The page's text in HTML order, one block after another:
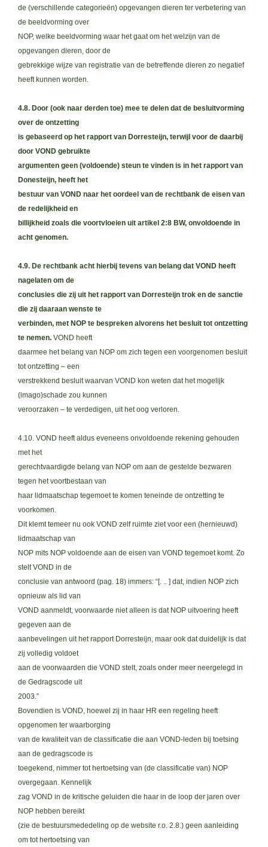
de (verschillende categorieën) opgevangen dieren ter verbetering van
de beeldvorming over
NOP, welke beeldvorming waar het gaat om het welzijn van de
opgevangen dieren, door de
gebrekkige wijze van registratie van de betreffende dieren zo negatief
heeft kunnen worden.
4.8. Door (ook naar derden toe) mee te delen dat de besluitvorming
over de ontzetting
is gebaseerd op het rapport van Dorresteijn, terwijl voor de daarbij
door VOND gebruikte
argumenten geen (voldoende) steun te vinden is in het rapport van
Donesteijn, heeft het
bestuur van VOND naar het oordeel van de rechtbank de eisen van
de redelijkheid en
billijkheid zoals die voortvloeien uit artikel 2:8 BW, onvoldoende in
acht genomen.
4.9. De rechtbank acht hierbij tevens van belang dat VOND heeft
nagelaten om de
conclusies die zij uit het rapport van Dorresteijn trok en de sanctie
die zij daaraan wenste te
verbinden, met NOP te bespreken alvorens het besluit tot ontzetting
te nemen. VOND heeft
daarmee het belang van NOP om zich tegen een voorgenomen besluit
tot ontzetting – een
verstrekkend besluit waarvan VOND kon weten dat het mogelijk
(imago)schade zou kunnen
veroorzaken – te verdedigen, uit het oog verloren.
4.10. VOND heeft aldus eveneens onvoldoende rekening gehouden
met het
gerechtvaardigde belang van NOP om aan de gestelde bezwaren
tegen het voortbestaan van
haar lidmaatschap tegemoet te komen teneinde de ontzetting te
voorkomen.
Dit klemt temeer nu ook VOND zelf ruimte ziet voor een (hernieuwd)
lidmaatschap van
NOP mits NOP voldoende aan de eisen van VOND tegemoet komt. Zo
stelt VOND in de
conclusie van antwoord (pag. 18) immers: “[. .. ] dat, indien NOP zich
opnieuw als lid van
VOND aanmeldt, voorwaarde niet alleen is dat NOP uitvoering heeft
gegeven aan de
aanbevelingen uit het rapport Dorresteijn, maar ook dat duidelijk is dat
zij volledig voldoet
aan de voorwaarden die VOND stelt, zoals onder meer neergelegd in
de Gedragscode uit
2003.”
Bovendien is VOND, hoewel zij in haar HR een regeling heeft
opgenomen ter waarborging
van de kwaliteit van de classificatie die aan VOND-leden bij toetsing
aan de gedragscode is
toegekend, nimmer tot hertoetsing van (de classificatie van) NOP
overgegaan. Kennelijk
zag VOND in de kritische geluiden die haar in de loop der jaren over
NOP hebben bereikt
(zie de bestuursmededeling op de website r.o. 2.8.) geen aanleiding
om tot hertoetsing van